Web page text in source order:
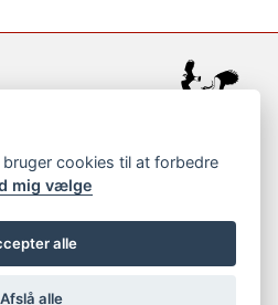
cookies til at forbedre
mig vælge
alle
Afslå alle